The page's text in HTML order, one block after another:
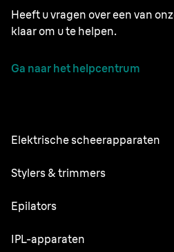
Heeft u vragen over een van
klaar om u te helpen.
Ga naar het helpcentrum
Elektrische scheerapparaten
NEVO
Series 5
Stylers & trimmers
Baardtrimmer
Epilators
Silk·épil SkinSpa
IPL-apparaten